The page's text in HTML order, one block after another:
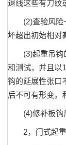
退线这些有刀纹
(2)查验风险一
坏超出初始相对
(3)起重吊钩的
和测试，并且以
钩的延展性张口
后不可有形变。
(4)修补板钩后
2，门式起重